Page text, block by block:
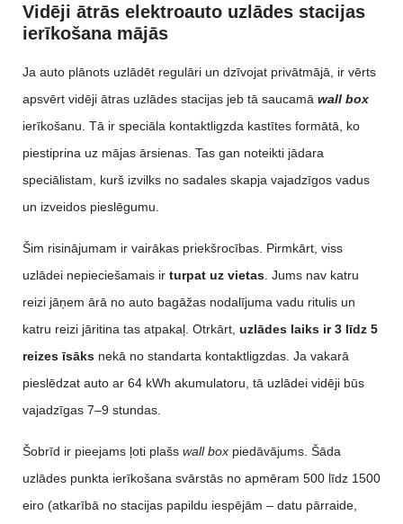
Vidēji ātrās elektroauto uzlādes stacijas
ierīkošana mājās
Ja auto plānots uzlādēt regulāri un dzīvojat privātmājā, ir vērts
apsvērt vidēji ātras uzlādes stacijas jeb tā saucamā wall box
ierīkošanu. Tā ir speciāla kontaktligzda kastītes formātā, ko
piestiprina uz mājas ārsienas. Tas gan noteikti jādara
speciālistam, kurš izvilks no sadales skapja vajadzīgos vadus
un izveidos pieslēgumu.
Šim risinājumam ir vairākas priekšrocības. Pirmkārt, viss
uzlādei nepieciešamais ir turpat uz vietas. Jums nav katru
reizi jāņem ārā no auto bagāžas nodalījuma vadu ritulis un
katru reizi jāritina tas atpakaļ. Otrkārt, uzlādes laiks ir 3 līdz 5
reizes īsāks nekā no standarta kontaktligzdas. Ja vakarā
pieslēdzat auto ar 64 kWh akumulatoru, tā uzlādei vidēji būs
vajadzīgas 7–9 stundas.
Šobrīd ir pieejams ļoti plašs wall box piedāvājums. Šāda
uzlādes punkta ierīkošana svārstās no apmēram 500 līdz 1500
eiro (atkarībā no stacijas papildu iespējām – datu pārraide,